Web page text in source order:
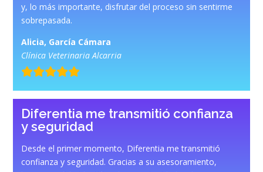
y, lo más importante, disfrutar del proceso sin sentirme
sobrepasada.
Alicia, García Cámara
Clínica Veterinaria Alcarria
Diferentia me transmitió confianza
y seguridad
Desde el primer momento, Diferentia me transmitió
confianza y seguridad. Gracias a su asesoramiento,